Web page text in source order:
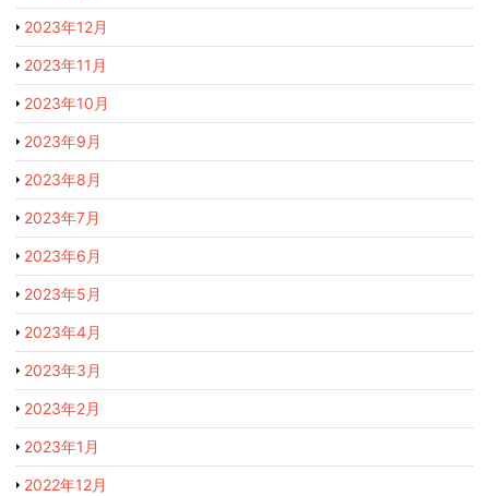
2023年12月
2023年11月
2023年10月
2023年9月
2023年8月
2023年7月
2023年6月
2023年5月
2023年4月
2023年3月
2023年2月
2023年1月
2022年12月